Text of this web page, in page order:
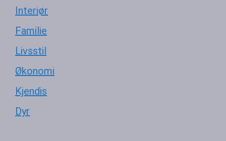
Interiør
Familie
Livsstil
Økonomi
Kjendis
Dyr